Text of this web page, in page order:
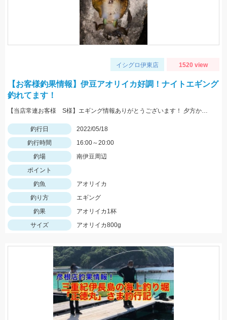
イシグロ伊東店 1520 view
【お客様釣果情報】伊豆アオリイカ好調！ナイトエギング
釣れてます！
【当店常連お客様 S様】エギング情報ありがとうございます！ 夕方から夜にかけての時間帯で800ｇサイズゲット！
釣行日
2022/05/18
釣行時間
16:00～20:00
釣場
南伊豆周辺
ポイント
釣魚
アオリイカ
釣り方
エギング
釣果
アオリイカ1杯
サイズ
アオリイカ800g